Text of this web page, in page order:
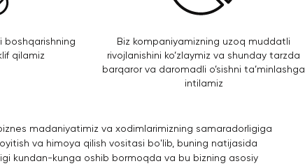
boshqarishning
qilamiz
Biz kompaniyamizning uzoq muddatli
rivojlanishini ko’zlaymiz va shunday tarzda
barqaror va daromadli o’sishni ta’minlashga
intilamiz
madaniyatimiz va xodimlarimizning samaradorligiga
va himoya qilish vositasi bo'lib, buning natijasida
kundan-kunga oshib bormoqda va bu bizning asosiy